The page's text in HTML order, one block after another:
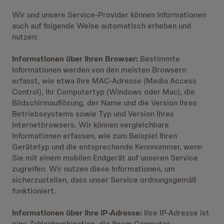
Wir und unsere Service-Provider können Informationen
auch auf folgende Weise automatisch erheben und
nutzen:
Informationen über Ihren Browser: Bestimmte
Informationen werden von den meisten Browsern
erfasst, wie etwa Ihre MAC-Adresse (Media Access
Control), Ihr Computertyp (Windows oder Mac), die
Bildschirmauflösung, der Name und die Version Ihres
Betriebssystems sowie Typ und Version Ihres
Internetbrowsers. Wir können vergleichbare
Informationen erfassen, wie zum Beispiel Ihren
Gerätetyp und die entsprechende Kennnummer, wenn
Sie mit einem mobilen Endgerät auf unseren Service
zugreifen. Wir nutzen diese Informationen, um
sicherzustellen, dass unser Service ordnungsgemäß
funktioniert.
Informationen über Ihre IP-Adresse: Ihre IP-Adresse ist